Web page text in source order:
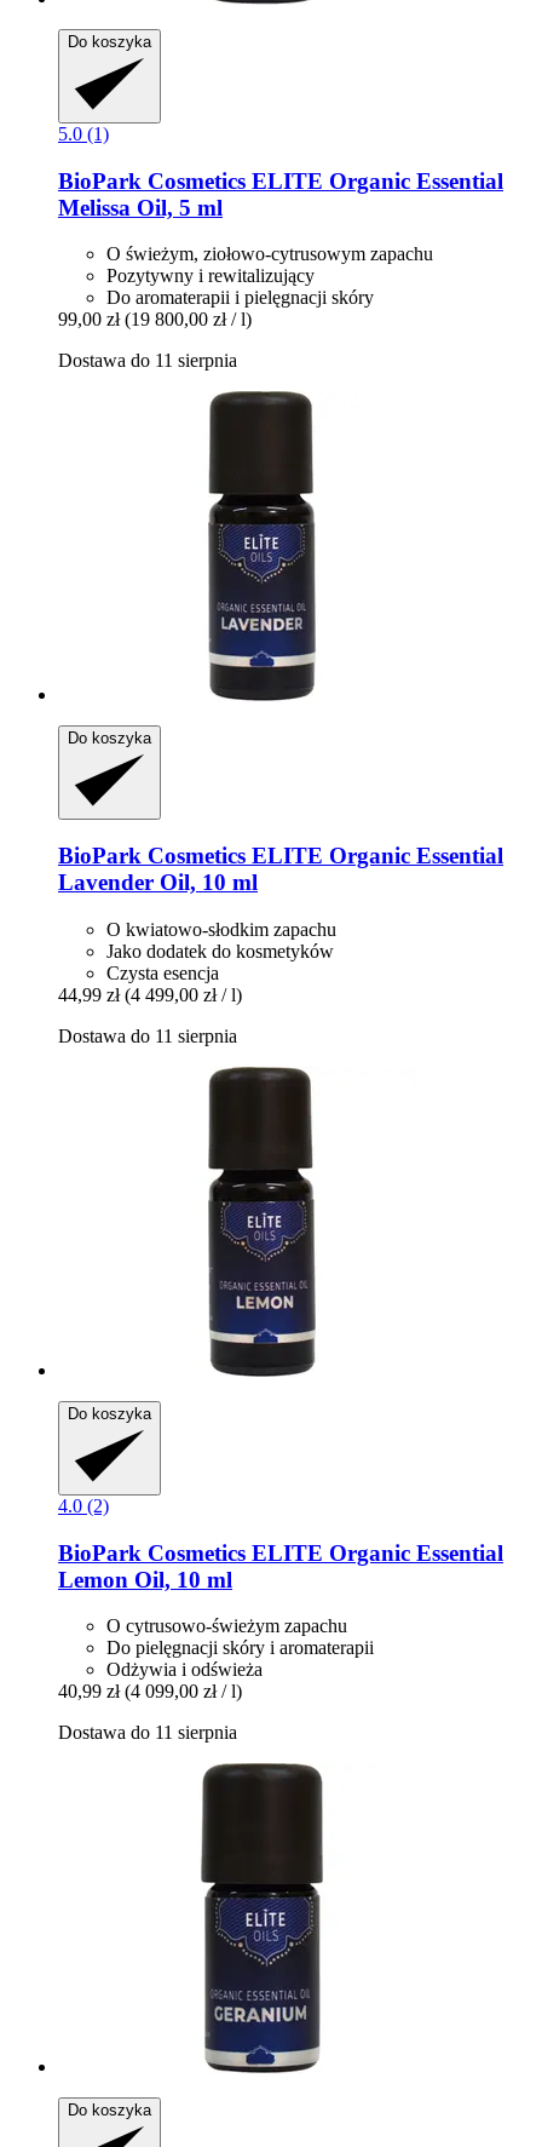
Do koszyka
5.0 (1)
BioPark Cosmetics ELITE Organic Essential
Melissa Oil, 5 ml
O świeżym, ziołowo-cytrusowym zapachu
Pozytywny i rewitalizujący
Do aromaterapii i pielęgnacji skóry
99,00 zł (19 800,00 zł / l)
Dostawa do 11 sierpnia
Do koszyka
BioPark Cosmetics ELITE Organic Essential
Lavender Oil, 10 ml
O kwiatowo-słodkim zapachu
Jako dodatek do kosmetyków
Czysta esencja
44,99 zł (4 499,00 zł / l)
Dostawa do 11 sierpnia
Do koszyka
4.0 (2)
BioPark Cosmetics ELITE Organic Essential
Lemon Oil, 10 ml
O cytrusowo-świeżym zapachu
Do pielęgnacji skóry i aromaterapii
Odżywia i odświeża
40,99 zł (4 099,00 zł / l)
Dostawa do 11 sierpnia
Do koszyka